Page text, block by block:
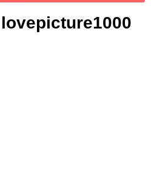
lovepicture1000